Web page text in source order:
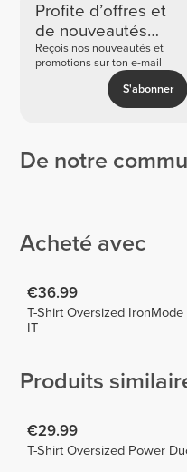
Profite d’offres et
de nouveautés
exclusives
Reçois nos nouveautés et
promotions sur ton e-mail
S'abonner
De notre
Acheté avec
€36.99
T-Shirt Oversized IronMode
IT
Produits
€29.99
T-Shirt Oversized Power